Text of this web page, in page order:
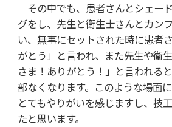
その中でも、患者さんとシェー
グをし、先生と衛生士さんとカン
い、無事にセットされた時に患者
がとう」と言われ、また先生や衛
さま！ありがとう！」と言われる
部なくなります。このような場面
とてもやりがいを感じますし、技
たと思います。